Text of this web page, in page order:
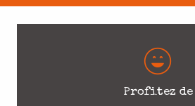
Profitez de